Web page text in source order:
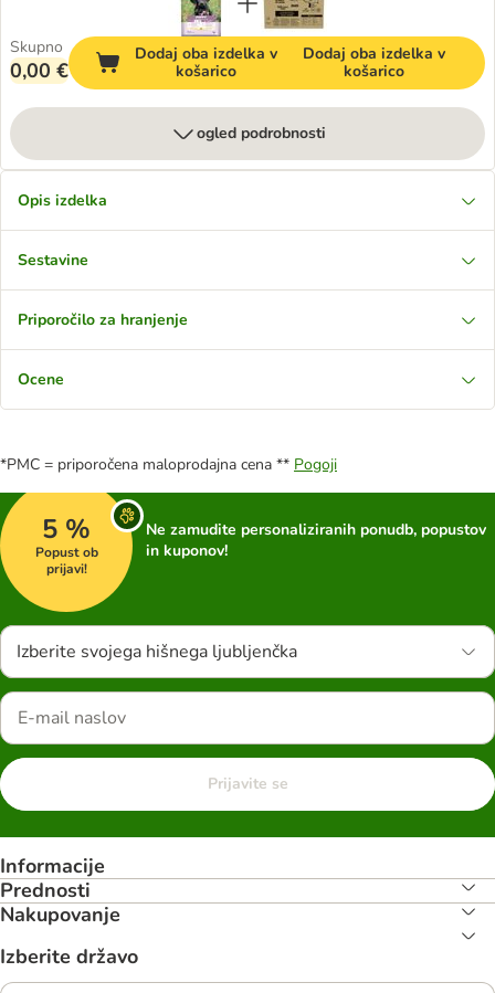
Skupno
0,00 €
Dodaj oba izdelka v
košarico
Dodaj oba izdelka v
košarico
ogled podrobnosti
Opis izdelka
Sestavine
Priporočilo za hranjenje
Ocene
*PMC = priporočena maloprodajna cena ** Pogoji
5 %
Popust ob
prijavi!
Ne zamudite personaliziranih ponudb, popustov
in kuponov!
Izberite svojega hišnega ljubljenčka
Prijavite se
Informacije
Prednosti
Nakupovanje
Izberite državo